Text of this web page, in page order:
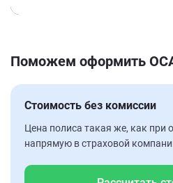
Поможем оформить
Стоимость без комиссии
Цена полиса такая же, как при
напрямую в страховой